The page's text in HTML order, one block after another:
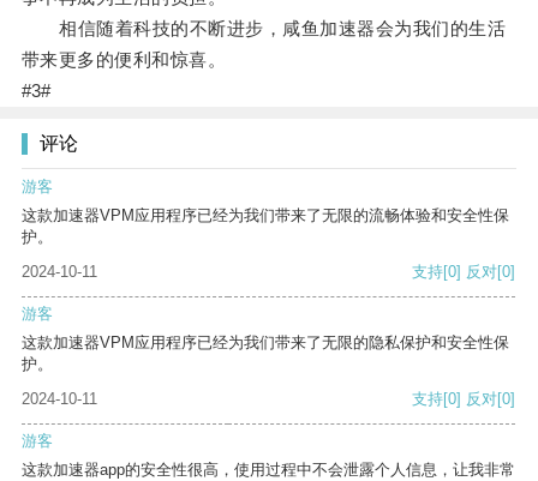
相信随着科技的不断进步，咸鱼加速器会为我们的生活
带来更多的便利和惊喜。
#3#
评论
游客
这款加速器VPM应用程序已经为我们带来了无限的流畅体验和安全性保
护。
2024-10-11
支持[0] 反对[0]
游客
这款加速器VPM应用程序已经为我们带来了无限的隐私保护和安全性保
护。
2024-10-11
支持[0] 反对[0]
游客
这款加速器app的安全性很高，使用过程中不会泄露个人信息，让我非常